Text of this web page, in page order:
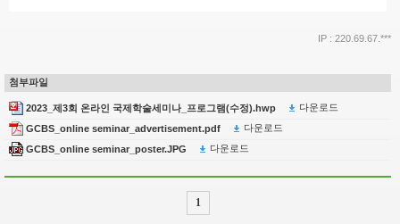
IP : 220.69.67.***
첨부파일
2023_제3회 온라인 국제학술세미나_프로그램(수정).hwp
다운로드
GCBS_online seminar_advertisement.pdf
다운로드
GCBS_online seminar_poster.JPG
다운로드
1